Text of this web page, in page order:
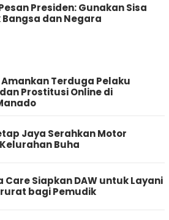
Presiden: Gunakan Sisa
dan Negara
Terduga Pelaku
Prostitusi Online di
Jaya Serahkan Motor
Buha
Care Siapkan DAW untuk Layani
bagi Pemudik